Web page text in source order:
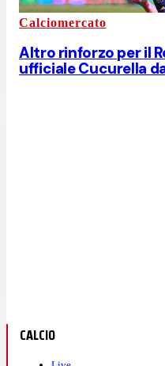
Calciomercato
Altro rinforzo per il
ufficiale Cucurella
CALCIO